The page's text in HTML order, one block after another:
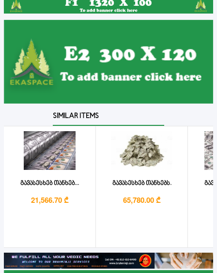
SIMILAR ITEMS
გავასესხებ თანხებ...
21,566.70 ₾
გავასესხებ თანხებს.
65,780.00 ₾